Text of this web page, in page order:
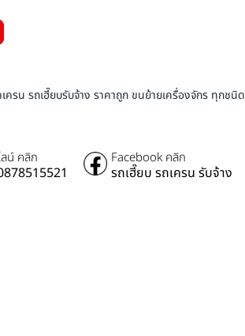
ครน รถเฮี๊ยบรับจ้าง ราคาถูก ขนย้ายเครื่องจักร ทุกชนิด
น์ คลิก Facebook คลิก
รถเฮี๊ยบ รถเครน รับจ้าง